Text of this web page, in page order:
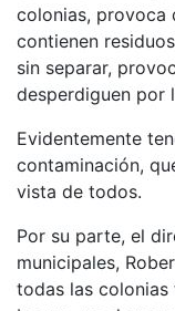
colonias, provoca
contienen
sin separar,
desperdiguen por
Evidentemente
contaminación,
vista de todos.
Por su parte, el
municipales,
todas las